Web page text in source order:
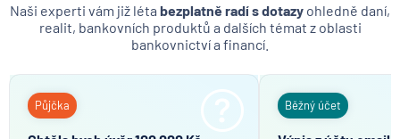
Naši experti vám již léta bezplatně radí s dotazy ohledně daní,
realit, bankovních produktů a dalších témat z oblasti
bankovnictví a financí.
Půjčka Běžný účet